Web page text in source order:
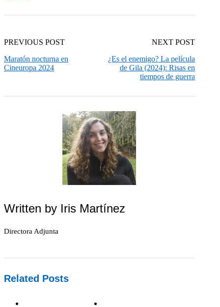
PREVIOUS POST
Maratón nocturna en
Cineuropa 2024
NEXT POST
¿Es el enemigo? La película
de Gila (2024): Risas en
tiempos de guerra
Written by Iris Martínez
Directora Adjunta
Related Posts